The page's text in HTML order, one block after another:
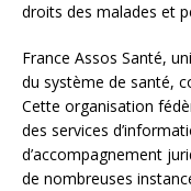
droits des malades et
France Assos Santé,
du système de santé,
Cette organisation
des services
d’accompagnement
de nombreuses